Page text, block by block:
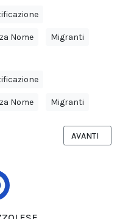
Nome Migranti
Nome Migranti
NUZZOLESE: L’IMPEGNO
ARTICOLO
AVANTI